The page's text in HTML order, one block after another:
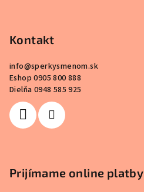
Kontakt
info@sperkysmenom.sk
Eshop 0905 800 888
Dielňa 0948 585 925
Prijímame online platby